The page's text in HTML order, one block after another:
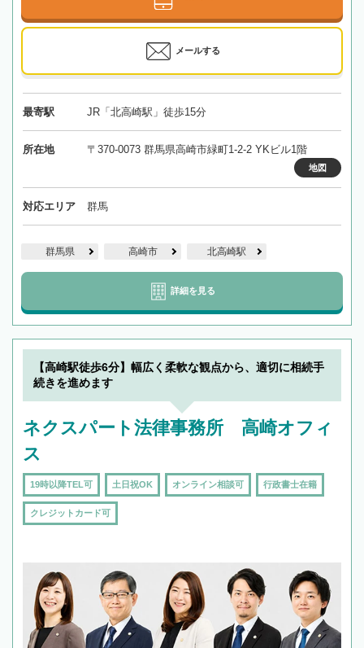
メールする
最寄駅 JR「北高崎駅」徒歩15分
所在地 〒370-0073 群馬県高崎市緑町1-2-2 YKビル1階
地図
対応エリア 群馬
群馬県 高崎市 北高崎駅
詳細を見る
【高崎駅徒歩6分】幅広く柔軟な観点から、適切に相続手
続きを進めます
ネクスパート法律事務所 高崎オフィ
ス
19時以降TEL可 土日祝OK オンライン相談可 行政書士在籍
クレジットカード可